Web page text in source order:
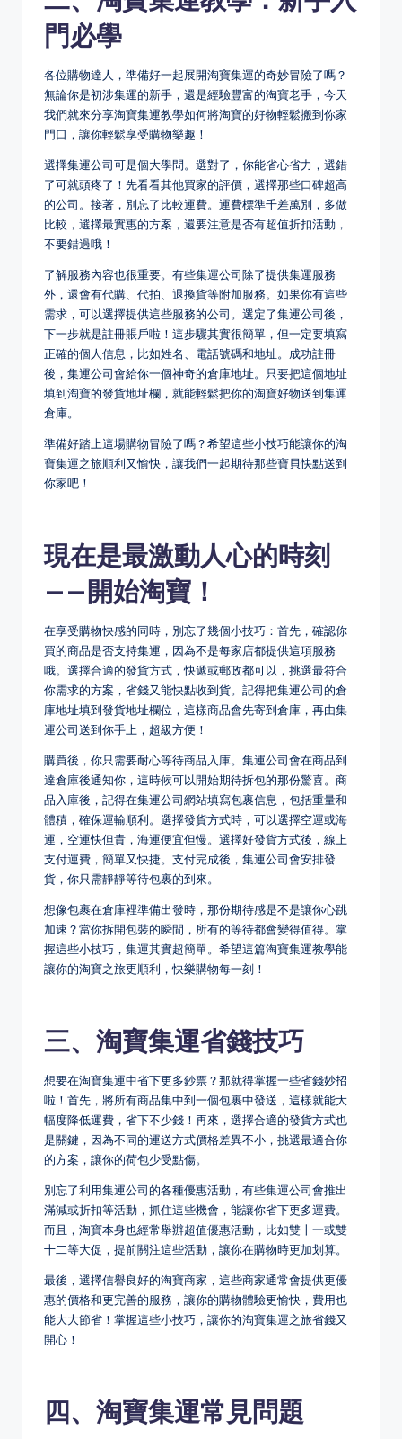
門必學
各位購物達人，準備好一起展開淘寶集運的奇妙冒險了嗎？
無論你是初涉集運的新手，還是經驗豐富的淘寶老手，今天
我們就來分享淘寶集運教學如何將淘寶的好物輕鬆搬到你家
門口，讓你輕鬆享受購物樂趣！
選擇集運公司可是個大學問。選對了，你能省心省力，選錯
了可就頭疼了！先看看其他買家的評價，選擇那些口碑超高
的公司。接著，別忘了比較運費。運費標準千差萬別，多做
比較，選擇最實惠的方案，還要注意是否有超值折扣活動，
不要錯過哦！
了解服務內容也很重要。有些集運公司除了提供集運服務
外，還會有代購、代拍、退換貨等附加服務。如果你有這些
需求，可以選擇提供這些服務的公司。選定了集運公司後，
下一步就是註冊賬戶啦！這步驟其實很簡單，但一定要填寫
正確的個人信息，比如姓名、電話號碼和地址。成功註冊
後，集運公司會給你一個神奇的倉庫地址。只要把這個地址
填到淘寶的發貨地址欄，就能輕鬆把你的淘寶好物送到集運
倉庫。
準備好踏上這場購物冒險了嗎？希望這些小技巧能讓你的淘
寶集運之旅順利又愉快，讓我們一起期待那些寶貝快點送到
你家吧！
現在是最激動人心的時刻
——開始淘寶！
在享受購物快感的同時，別忘了幾個小技巧：首先，確認你
買的商品是否支持集運，因為不是每家店都提供這項服務
哦。選擇合適的發貨方式，快遞或郵政都可以，挑選最符合
你需求的方案，省錢又能快點收到貨。記得把集運公司的倉
庫地址填到發貨地址欄位，這樣商品會先寄到倉庫，再由集
運公司送到你手上，超級方便！
購買後，你只需要耐心等待商品入庫。集運公司會在商品到
達倉庫後通知你，這時候可以開始期待拆包的那份驚喜。商
品入庫後，記得在集運公司網站填寫包裹信息，包括重量和
體積，確保運輸順利。選擇發貨方式時，可以選擇空運或海
運，空運快但貴，海運便宜但慢。選擇好發貨方式後，線上
支付運費，簡單又快捷。支付完成後，集運公司會安排發
貨，你只需靜靜等待包裹的到來。
想像包裹在倉庫裡準備出發時，那份期待感是不是讓你心跳
加速？當你拆開包裝的瞬間，所有的等待都會變得值得。掌
握這些小技巧，集運其實超簡單。希望這篇淘寶集運教學能
讓你的淘寶之旅更順利，快樂購物每一刻！
三、淘寶集運省錢技巧
想要在淘寶集運中省下更多鈔票？那就得掌握一些省錢妙招
啦！首先，將所有商品集中到一個包裹中發送，這樣就能大
幅度降低運費，省下不少錢！再來，選擇合適的發貨方式也
是關鍵，因為不同的運送方式價格差異不小，挑選最適合你
的方案，讓你的荷包少受點傷。
別忘了利用集運公司的各種優惠活動，有些集運公司會推出
滿減或折扣等活動，抓住這些機會，能讓你省下更多運費。
而且，淘寶本身也經常舉辦超值優惠活動，比如雙十一或雙
十二等大促，提前關注這些活動，讓你在購物時更加划算。
最後，選擇信譽良好的淘寶商家，這些商家通常會提供更優
惠的價格和更完善的服務，讓你的購物體驗更愉快，費用也
能大大節省！掌握這些小技巧，讓你的淘寶集運之旅省錢又
開心！
四、淘寶集運常見問題